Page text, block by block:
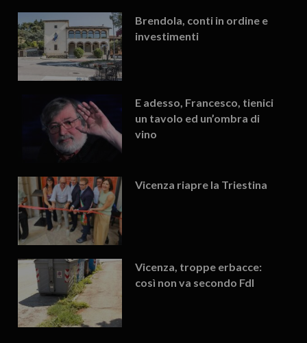
Brendola, conti in ordine e
investimenti
E adesso, Francesco, tienici
un tavolo ed un’ombra di
vino
Vicenza riapre la Triestina
Vicenza, troppe erbacce:
così non va secondo FdI